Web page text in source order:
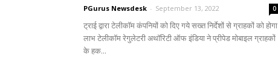
PGurus Newsdesk - September 13, 2022 0
ट्राई द्वारा टेलीकॉम कंपनियों को दिए गये सख्त निर्देशों से ग्राहकों को होगा
लाभ टेलीकॉम रेगुलेटरी अथॉरिटी ऑफ इंडिया ने प्रीपेड मोबाइल ग्राहकों
के हक...